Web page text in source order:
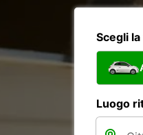
Scegli
Luogo